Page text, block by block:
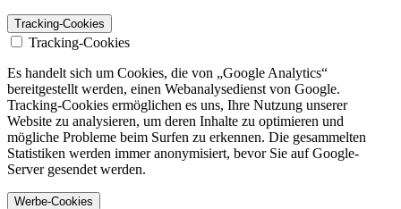
Tracking-Cookies
Tracking-Cookies
Es handelt sich um Cookies, die von „Google Analytics“
bereitgestellt werden, einen Webanalysedienst von Google.
Tracking-Cookies ermöglichen es uns, Ihre Nutzung unserer
Website zu analysieren, um deren Inhalte zu optimieren und
mögliche Probleme beim Surfen zu erkennen. Die gesammelten
Statistiken werden immer anonymisiert, bevor Sie auf Google-
Server gesendet werden.
Werbe-Cookies